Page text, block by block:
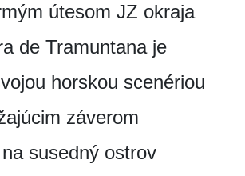
útesom JZ okraja
de Tramuntana je
horskou scenériou
záverom
susedný ostrov